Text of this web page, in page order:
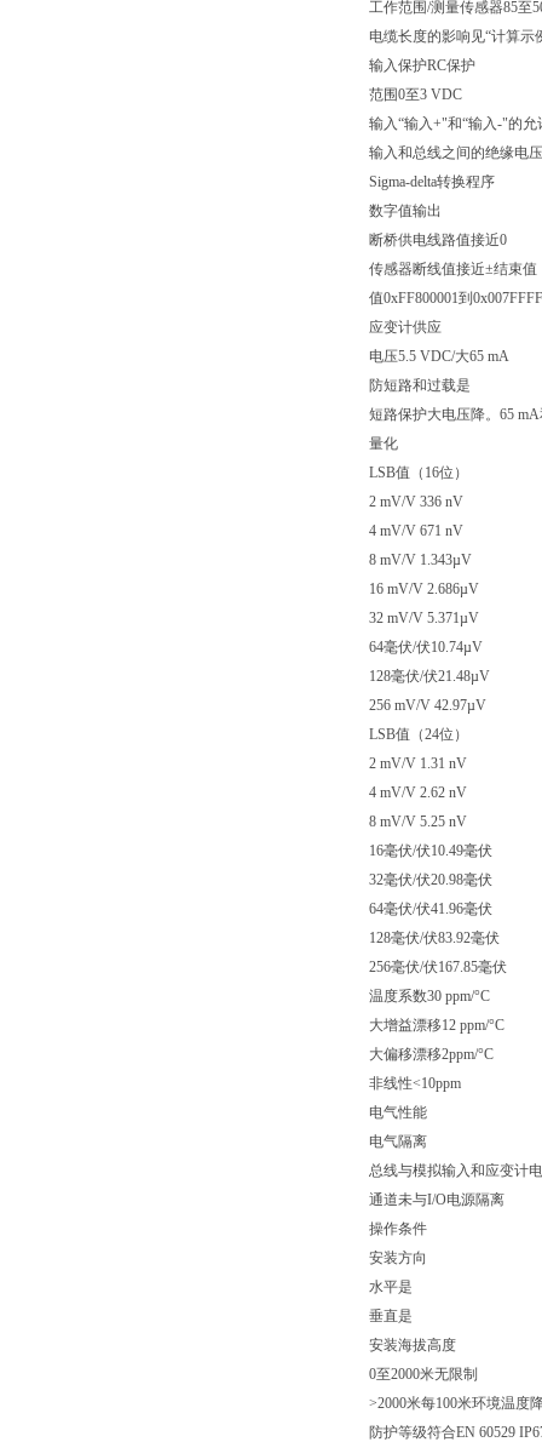
工作范围/测量传感器85至
电缆长度的影响见“计算
输入保护RC保护
范围0至3 VDC
输入“输入+"和“输入-"的
输入和总线之间的绝缘电
Sigma-delta转换程序
数字值输出
断桥供电线路值接近0
传感器断线值接近±结束
值0xFF800001到
应变计供应
电压5.5 VDC/大65 mA
防短路和过载是
短路保护大电压降。65
量化
LSB值（16位）
2 mV/V 336 nV
4 mV/V 671 nV
8 mV/V 1.343µV
16 mV/V 2.686µV
32 mV/V 5.371µV
64毫伏/伏10.74µV
128毫伏/伏21.48µV
256 mV/V 42.97µV
LSB值（24位）
2 mV/V 1.31 nV
4 mV/V 2.62 nV
8 mV/V 5.25 nV
16毫伏/伏10.49毫伏
32毫伏/伏20.98毫伏
64毫伏/伏41.96毫伏
128毫伏/伏83.92毫伏
256毫伏/伏167.85毫伏
温度系数30 ppm/°C
大增益漂移12 ppm/°C
大偏移漂移2ppm/°C
非线性<10ppm
电气性能
电气隔离
总线与模拟输入和应变计
通道未与I/O电源隔离
操作条件
安装方向
水平是
垂直是
安装海拔高度
0至2000米无限制
>2000米每100米环境温度
防护等级符合EN 60529